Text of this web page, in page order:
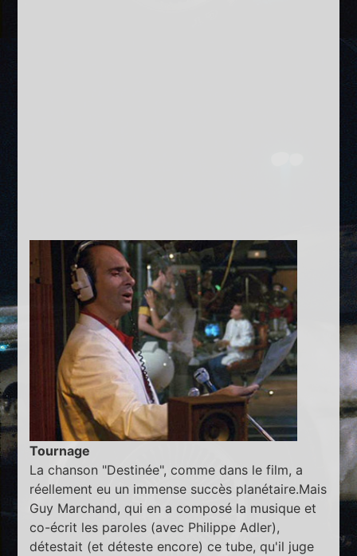
Tournage
La chanson "Destinée", comme dans le film, a
réellement eu un immense succès planétaire.Mais
Guy Marchand, qui en a composé la musique et
co-écrit les paroles (avec Philippe Adler),
détestait (et déteste encore) ce tube, qu'il juge